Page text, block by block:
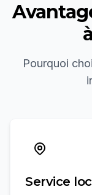
à
Pourquoi
Service